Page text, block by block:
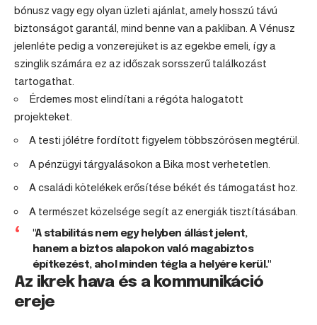
bónusz vagy egy olyan üzleti ajánlat, amely hosszú távú
biztonságot garantál, mind benne van a pakliban. A Vénusz
jelenléte pedig a vonzerejüket is az egekbe emeli, így a
szinglik számára ez az időszak sorsszerű találkozást
tartogathat.
Érdemes most elindítani a régóta halogatott
projekteket.
A testi jólétre fordított figyelem többszörösen megtérül.
A pénzügyi tárgyalásokon a Bika most verhetetlen.
A családi kötelékek erősítése békét és támogatást hoz.
A természet közelsége segít az energiák tisztításában.
"A stabilitás nem egy helyben állást jelent,
hanem a biztos alapokon való magabiztos
építkezést, ahol minden tégla a helyére kerül."
Az ikrek hava és a kommunikáció
ereje